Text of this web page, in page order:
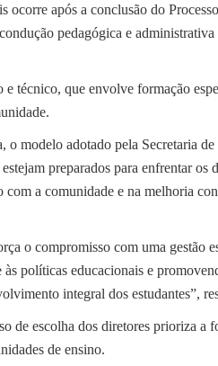
ocorre após a conclusão do
pedagógica e
técnico, que envolve formação
modelo adotado pela Secretaria de
preparados para enfrentar os
a comunidade e na melhoria
o compromisso com uma gestão
políticas educacionais e
integral dos estudantes”,
de escolha dos diretores prioriza a
de ensino.